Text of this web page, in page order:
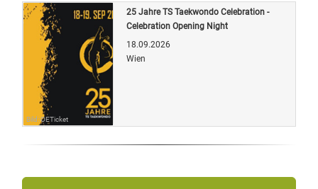
Bild: OETicket
25 Jahre TS Taekwondo Celebration -
Celebration Opening Night
18.09.2026
Wien